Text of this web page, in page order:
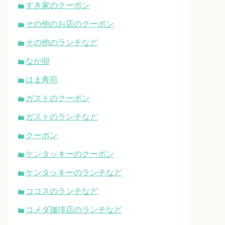
すき家のクーポン
その他のお店のクーポン
その他のランチなど
なか卯
はま寿司
ガストのクーポン
ガストのランチなど
クーポン
ケンタッキーのクーポン
ケンタッキーのランチなど
ココスのランチなど
コメダ珈琲店のランチなど